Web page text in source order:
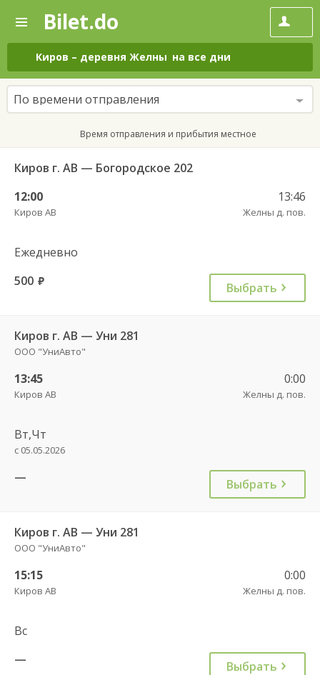
—
Поиск
и
покупка
билетов
на
автобус
онлайн
Bilet.do
Киров – деревня Желны на все дни
По времени отправления
Время отправления и прибытия местное
Киров г. АВ — Богородское 202
12:00
Киров АВ
13:46
Желны д. пов.
Ежедневно
500 руб. Выбрать
Киров г. АВ — Уни 281
ООО "УниАвто"
13:45
Киров АВ
0:00
Желны д. пов.
Вт,Чт
с 05.05.2026
— Выбрать
Киров г. АВ — Уни 281
ООО "УниАвто"
15:15
Киров АВ
0:00
Желны д. пов.
Вс
—
Выбрать